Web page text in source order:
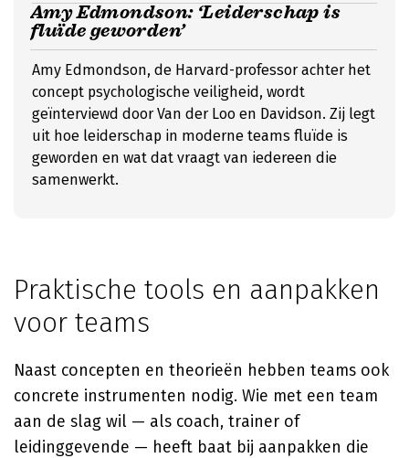
Amy Edmondson: ‘Leiderschap is
fluïde geworden’
Amy Edmondson, de Harvard-professor achter het
concept psychologische veiligheid, wordt
geïnterviewd door Van der Loo en Davidson. Zij legt
uit hoe leiderschap in moderne teams fluïde is
geworden en wat dat vraagt van iedereen die
samenwerkt.
Praktische tools en aanpakken
voor teams
Naast concepten en theorieën hebben teams ook
concrete instrumenten nodig. Wie met een team
aan de slag wil — als coach, trainer of
leidinggevende — heeft baat bij aanpakken die